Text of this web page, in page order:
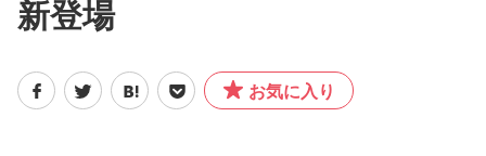
ファッション
新登場
お気に入り